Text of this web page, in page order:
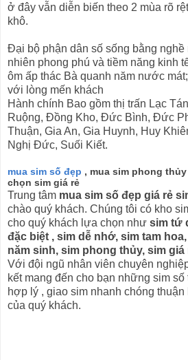
ở đây vẫn diễn biến theo 2 mùa rõ
khô.
Đại bộ phận dân số sống bằng nghề
nhiên phong phú và tiềm năng kinh
ôm ấp thác Bà quanh năm nước
với lòng mến khách
Hành chính Bao gồm thị trấn Lạc
Ruộng, Đồng Kho, Đức Bình, Đức
Thuận, Gia An, Gia Huynh, Huy
Nghị Đức, Suối Kiết.
mua sim số đẹp , mua sim phong thủy
chọn sim giá rẻ
Trung tâm mua sim số đẹp giá rẻ
chào quý khách. Chúng tôi có kho
cho quý khách lựa chọn như sim tứ
đặc biệt , sim dễ nhớ, sim tam
năm sinh, sim phong thủy, sim giá
Với đội ngũ nhân viên chuyên
kết mang đến cho bạn những sim số
hợp lý , giao sim nhanh chóng
của quý khách.